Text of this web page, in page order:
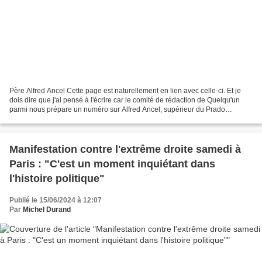
Père Alfred Ancel Cette page est naturellement en lien avec celle-ci. Et je
dois dire que j'ai pensé à l'écrire car le comité de rédaction de Quelqu'un
parmi nous prépare un numéro sur Alfred Ancel, supérieur du Prado
Manifestation contre l'extrême droite samedi à
Paris : "C'est un moment inquiétant dans
l'histoire politique"
Publié le 15/06/2024 à 12:07
Par Michel Durand